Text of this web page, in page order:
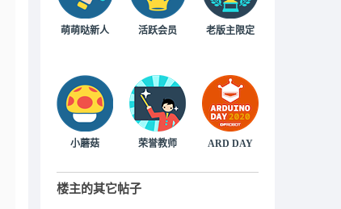
萌萌哒新人 活跃会员 老版主限定
小蘑菇 荣誉教师 ARD DAY
楼主的其它帖子